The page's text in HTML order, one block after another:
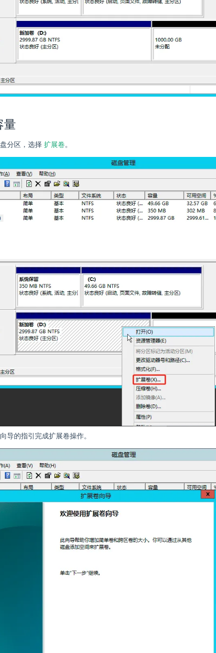
量
分区，选择 扩展卷。
导的指引完成扩展卷操作。